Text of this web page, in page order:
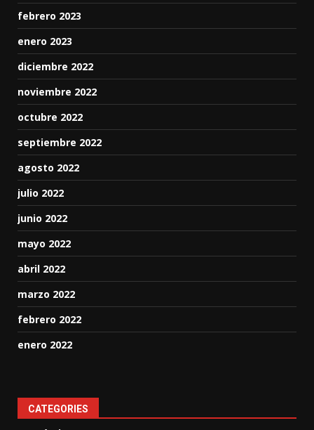
febrero 2023
enero 2023
diciembre 2022
noviembre 2022
octubre 2022
septiembre 2022
agosto 2022
julio 2022
junio 2022
mayo 2022
abril 2022
marzo 2022
febrero 2022
enero 2022
CATEGORIES